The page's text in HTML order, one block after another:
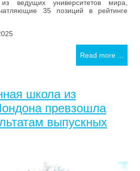
ведущих университетов мира,
35 позиций в рейтинге
Read more ...
школа из
превзошла
выпускных